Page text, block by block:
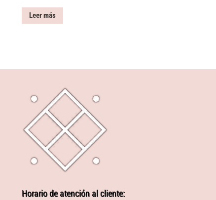
Leer más
Horario de atención al cliente: